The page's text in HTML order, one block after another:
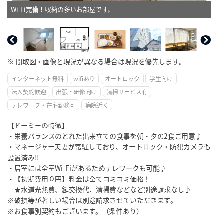
Wi-Fi完備！収納の多いお部屋です。
※ 間取図・画像と現況が異なる場合は現況を優先します。
インターネット無料 wifiあり オートロック
学生向け
法人契約歓迎
出張・研修向け
清掃サービス有
テレワーク・在宅勤務可
病院近く
【ドーミーの特徴】
・栄養バランスのとれた出来立ての食事を朝・夕の2食ご用意♪
・マネージャー夫妻が常駐しており、オートロック・防犯カメラも
設置済み!!
・居室には全室Wi-Fiがあるためテレワークも可能♪
・【初期費用０円】料金は全てコミコミ価格！
★水道光熱費、鍵交換代、清掃費などなど別途請求なし♪
※破損等が著しい場合は別途請求させていただきます。
※お食事別契約もございます。（条件あり）